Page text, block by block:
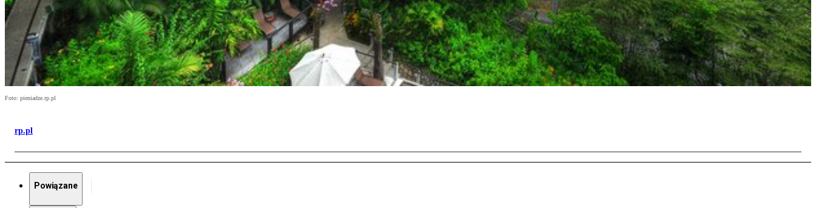
Foto: pieniadze.rp.pl
rp.pl
Powiązane